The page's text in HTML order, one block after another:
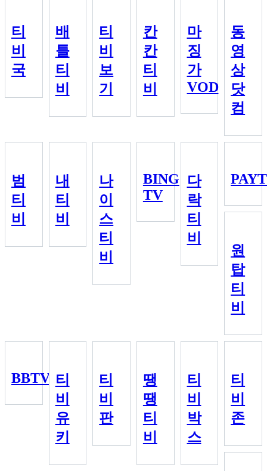
티
비
국
배
틀
티
비
티
비
보
기
칸
칸
티
비
마
징
가
VOD
동
영
상
닷
컴
범
티
비
내
티
비
나
이
스
티
비
BING
TV
다
락
티
비
원
탑
티
비
BBTV 티
비
유
키
티
비
판
땡
땡
티
비
티
비
박
스
티
비
존